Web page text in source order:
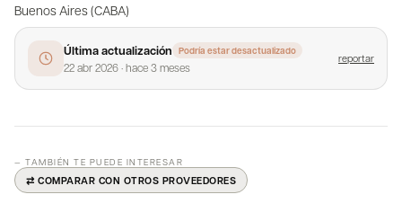
Buenos Aires (CABA)
Última actualización Podría estar desactualizado
22 abr 2026·hace 3 meses
reportar
— TAMBIÉN TE PUEDE INTERESAR
⇄ COMPARAR CON OTROS PROVEEDORES